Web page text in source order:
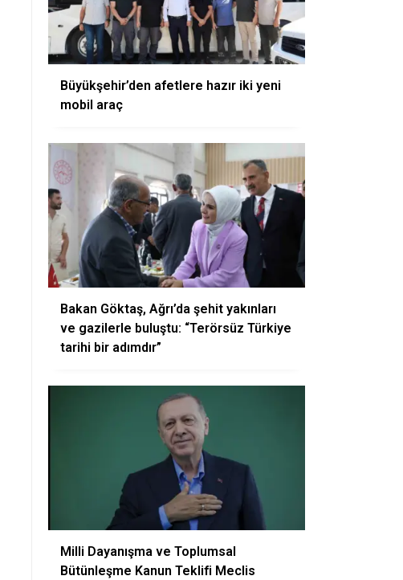
Büyükşehir’den afetlere hazır iki yeni
mobil araç
Bakan Göktaş, Ağrı’da şehit yakınları
ve gazilerle buluştu: “Terörsüz Türkiye
tarihi bir adımdır”
Milli Dayanışma ve Toplumsal
Bütünleşme Kanun Teklifi Meclis